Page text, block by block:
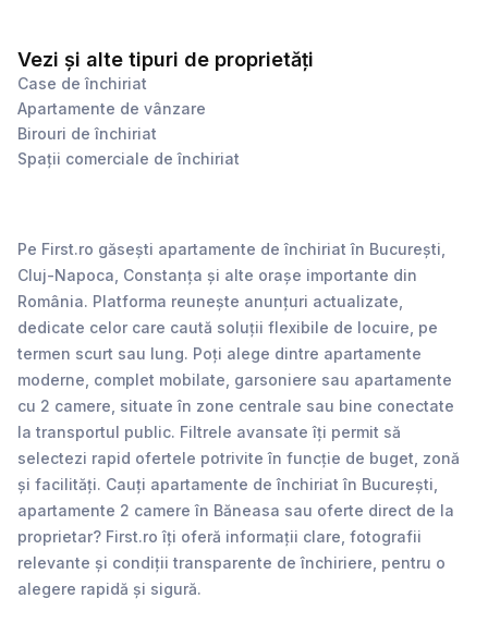
Vezi și alte tipuri de proprietăți
Case de închiriat
Apartamente de vânzare
Birouri de închiriat
Spații comerciale de închiriat
Pe First.ro găsești apartamente de închiriat în București,
Cluj-Napoca, Constanța și alte orașe importante din
România. Platforma reunește anunțuri actualizate,
dedicate celor care caută soluții flexibile de locuire, pe
termen scurt sau lung. Poți alege dintre apartamente
moderne, complet mobilate, garsoniere sau apartamente
cu 2 camere, situate în zone centrale sau bine conectate
la transportul public. Filtrele avansate îți permit să
selectezi rapid ofertele potrivite în funcție de buget, zonă
și facilități. Cauți apartamente de închiriat în București,
apartamente 2 camere în Băneasa sau oferte direct de la
proprietar? First.ro îți oferă informații clare, fotografii
relevante și condiții transparente de închiriere, pentru o
alegere rapidă și sigură.